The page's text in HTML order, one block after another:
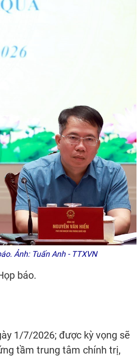
Ảnh: Tuấn Anh - TTXVN
báo.
1/7/2026; được kỳ vọng sẽ
tầm trung tâm chính trị,